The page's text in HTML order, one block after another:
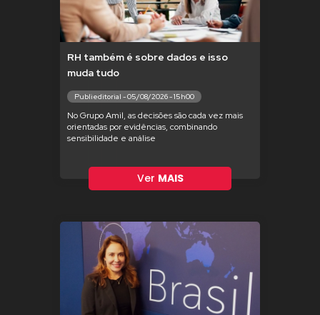
RH também é sobre dados e isso
muda tudo
Publieditorial - 05/08/2026 - 15h00
No Grupo Amil, as decisões são cada vez mais
orientadas por evidências, combinando
sensibilidade e análise
Ver MAIS